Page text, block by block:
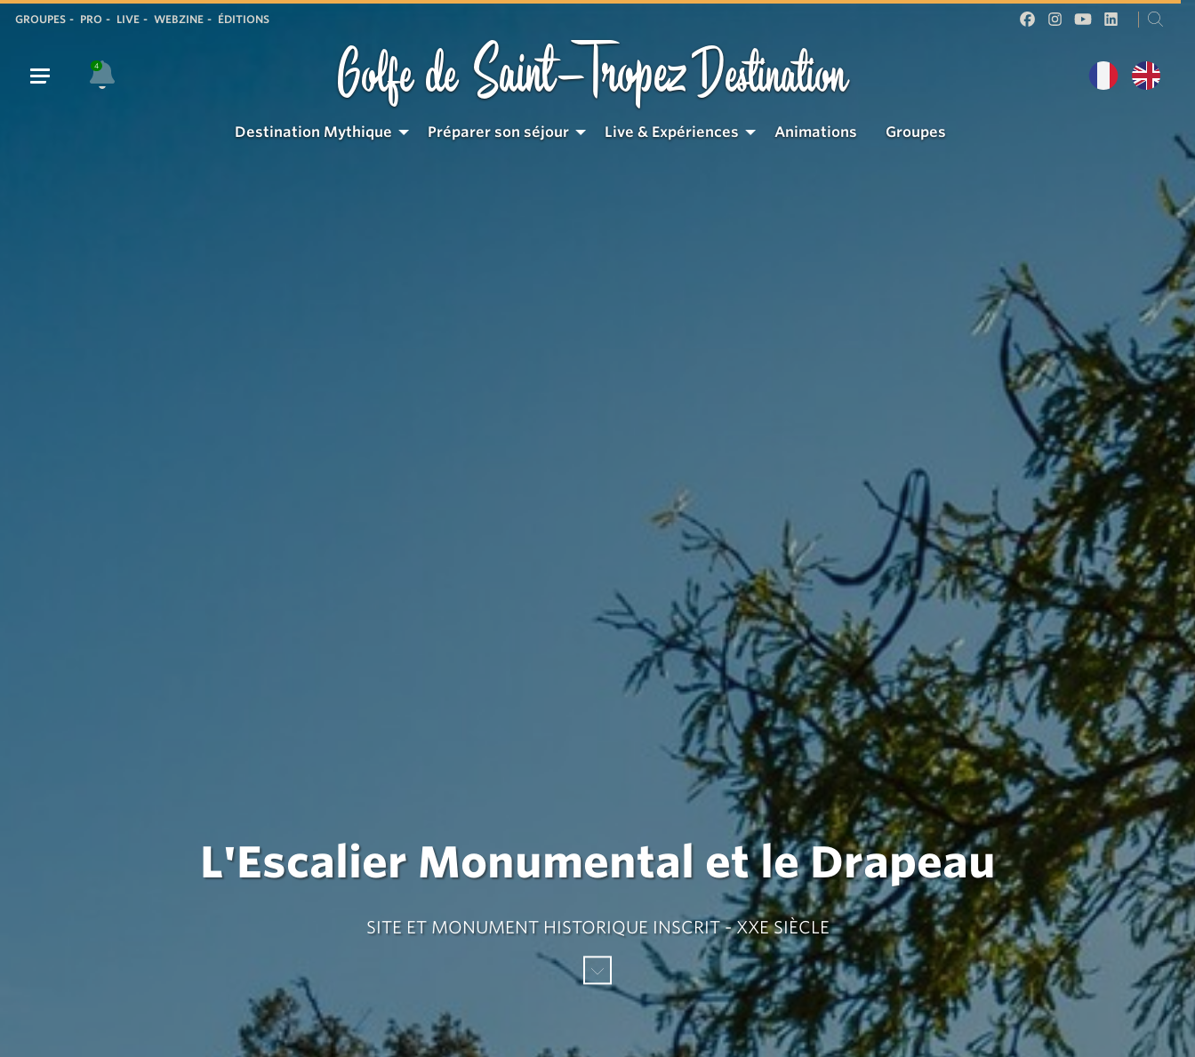
GROUPES PRO LIVE WEBZINE ÉDITIONS
4 Golfe de Saint-TropezDestination
Destination Mythique Préparer son séjour Live & Expériences Animations Groupes
Vue
monumentaux
L'Escalier Monumental et le Drapeau
SITE ET MONUMENT HISTORIQUE INSCRIT - XXE SIÈCLE